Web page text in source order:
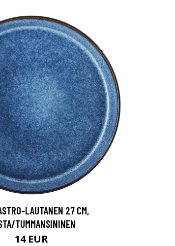
LAUTANEN 27 CM,
TUMMANSININEN
14 EUR